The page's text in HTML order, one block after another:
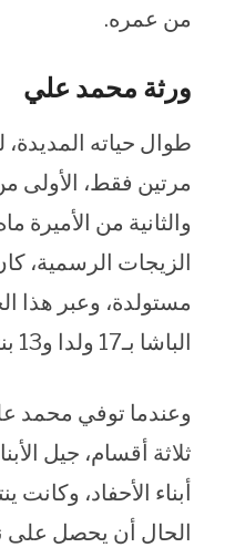
من عمره.
ورثة محمد علي
طوال حياته
مرتين فقط، الأولى
والثانية من الأميرة
مستولدة، وعبر هذا
الباشا بـ17 ولدا و13 بنتا.
وعندما توفي محمد
ثلاثة أقسام، جيل
أبناء الأحفاد،
الحال أن يحصل على